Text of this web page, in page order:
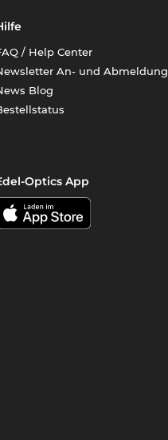
/ Help Center
An- und Abmeldung
Blog
Optics App